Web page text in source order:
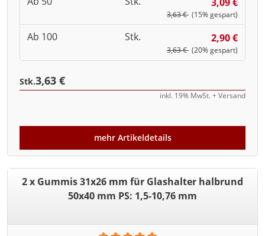
3,63 € (15% gespart)
Ab 100 Stk. 2,90 €
3,63 € (20% gespart)
Stk.3,63 €
inkl. 19% MwSt. + Versand
mehr Artikeldetails
2 x Gummis 31x26 mm für Glashalter halbrund
50x40 mm PS: 1,5-10,76 mm